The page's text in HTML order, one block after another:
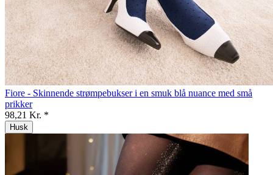
Fiore - Skinnende strømpebukser i en smuk blå nuance med små
prikker
98,21 Kr. *
Husk